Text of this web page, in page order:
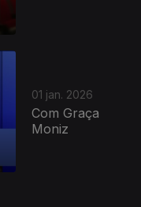
01 jan. 2026
Com Graça
Moniz